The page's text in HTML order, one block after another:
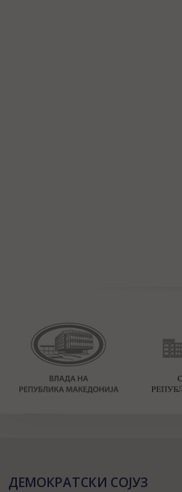
ДЕМОКРАТСКИ СОЈУЗ